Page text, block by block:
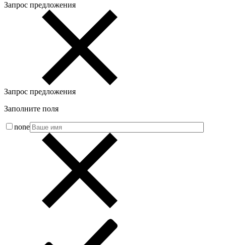
Запрос предложения
Запрос предложения
Заполните поля
none